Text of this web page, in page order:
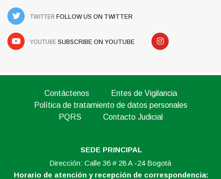
TWITTER FOLLOW US ON TWITTER
YOUTUBE SUBSCRIBE ON YOUTUBE
Contáctenos
Entes de Vigilancia
Política de tratamiento de datos personales
PQRS
Contacto Judicial
SEDE PRINCIPAL
Dirección: Calle 36 # 28 A -24 Bogotá
Horario de atención y recepción de correspondencia: